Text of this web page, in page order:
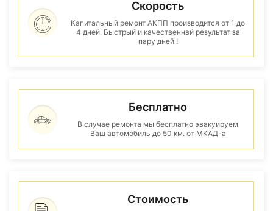
Скорость
Капитальный ремонт АКПП производится от 1 до
4 дней. Быстрый и качественнвй результат за
пару дней !
Бесплатно
В случае ремонта мы бесплатно эвакуируем
Ваш автомобиль до 50 км. от МКАД-а
Стоимость